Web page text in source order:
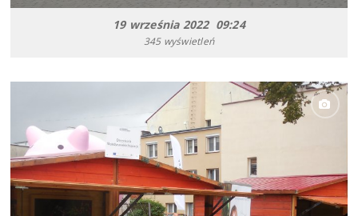
19 września 2022 09:24
345 wyświetleń